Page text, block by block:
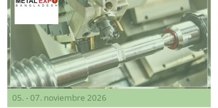
05. - 07. noviembre 2026